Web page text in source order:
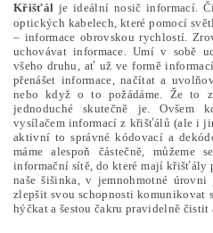
Křišťál je ideální nosič informací.
optických kabelech, které pomocí
– informace obrovskou rychlostí.
uchovávat informace. Umí v sobě
všeho druhu, ať už ve formě
přenášet informace, načítat a
nebo když o to požádáme. Že to
jednoduché skutečně je. Ovšem
vysílačem informací z křišťálů (ale i
aktivní to správné kódovací a
máme alespoň částečně, můžeme
informační sítě, do které mají křišťály
naše šišinka, v jemnohmotné úrovni
zlepšit svou schopnosti komunikovat
hýčkat a šestou čakru pravidelně